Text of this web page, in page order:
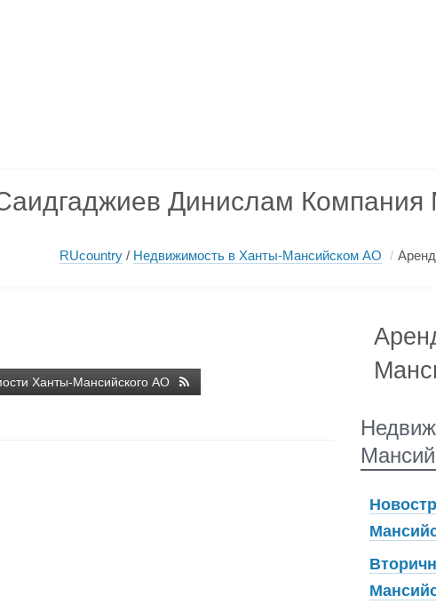
Динислам Компания
RUcountry / Недвижимость в Ханты-Мансийском АО /
Ханты-Мансийского АО